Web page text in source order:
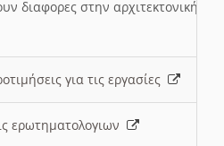
διαφορες στην αρχιτεκτονική
για τις εργασίες
ερωτηματολογιων